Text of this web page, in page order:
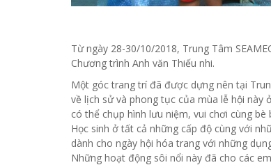
Từ ngày 28-30/10/2018, Trung Tâm
Chương trình Anh văn Thiếu nhi.
Một góc trang trí đã được dựng nên tại
về lịch sử và phong tục của mùa lễ hội này
có thể chụp hình lưu niệm, vui chơi cùng
Học sinh ở tất cả những cấp độ cùng với
dành cho ngày hội hóa trang với những
Những hoạt động sôi nổi này đã cho các